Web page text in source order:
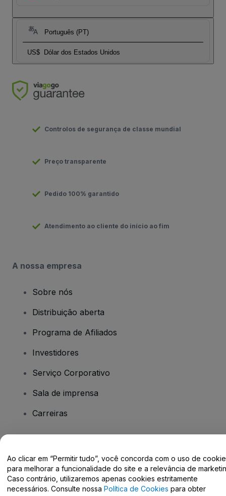
Português (PT)
US$ Dólar dos Estados Unidos
Controlos de segurança de classe mundial
Preço transparente
Pedido 100% garantido
Atendimento ao cliente do início ao fim
A nossa empresa
Sobre nós
Distribuição aberta
Programa de Afiliados
Investidores
Serviço Corporativo
Sala de imprensa
Carreiras
Centro de Ajuda / Fale Conosco
Ao clicar em “Permitir tudo”, você concorda com o uso de
para melhorar a funcionalidade do site e a relevância de
Caso contrário, utilizaremos apenas cookies estritamente
necessários. Consulte nossa Política de Cookies para obter